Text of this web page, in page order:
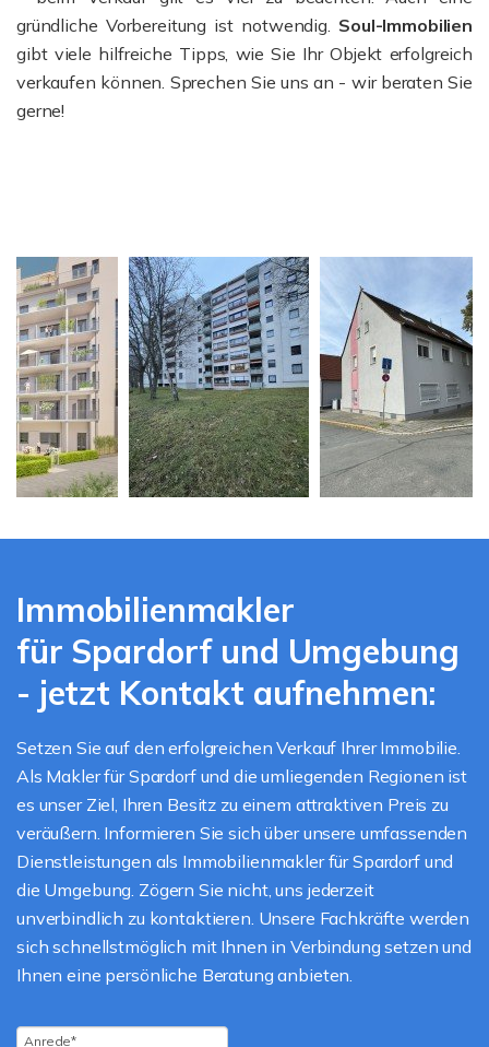
gründliche Vorbereitung ist notwendig. Soul-Immobilien
gibt viele hilfreiche Tipps, wie Sie Ihr Objekt erfolgreich
verkaufen können. Sprechen Sie uns an - wir beraten Sie
gerne!
Immobilienmakler
für Spardorf und Umgebung
- jetzt Kontakt aufnehmen:
Setzen Sie auf den erfolgreichen Verkauf Ihrer Immobilie.
Als Makler für Spardorf und die umliegenden Regionen ist
es unser Ziel, Ihren Besitz zu einem attraktiven Preis zu
veräußern. Informieren Sie sich über unsere umfassenden
Dienstleistungen als Immobilienmakler für Spardorf und
die Umgebung. Zögern Sie nicht, uns jederzeit
unverbindlich zu kontaktieren. Unsere Fachkräfte werden
sich schnellstmöglich mit Ihnen in Verbindung setzen und
Ihnen eine persönliche Beratung anbieten.